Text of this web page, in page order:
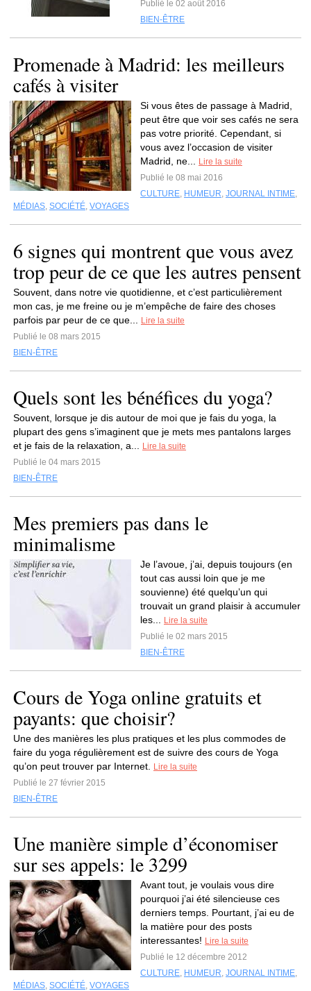
Publié le 02 août 2016
BIEN-ÊTRE
Promenade à Madrid: les meilleurs
cafés à visiter
Si vous êtes de passage à Madrid,
peut être que voir ses cafés ne sera
pas votre priorité. Cependant, si
vous avez l’occasion de visiter
Madrid, ne...
Lire la suite
Publié le 08 mai 2016
CULTURE, HUMEUR, JOURNAL INTIME,
MÉDIAS, SOCIÉTÉ, VOYAGES
6 signes qui montrent que vous avez
trop peur de ce que les autres pensent
Souvent, dans notre vie quotidienne, et c’est particulièrement
mon cas, je me freine ou je m’empêche de faire des choses
parfois par peur de ce que...
Lire la suite
Publié le 08 mars 2015
BIEN-ÊTRE
Quels sont les bénéfices du yoga?
Souvent, lorsque je dis autour de moi que je fais du yoga, la
plupart des gens s’imaginent que je mets mes pantalons larges
et je fais de la relaxation, a...
Lire la suite
Publié le 04 mars 2015
BIEN-ÊTRE
Mes premiers pas dans le
minimalisme
Je l’avoue, j’ai, depuis toujours (en
tout cas aussi loin que je me
souvienne) été quelqu’un qui
trouvait un grand plaisir à accumuler
les...
Lire la suite
Publié le 02 mars 2015
BIEN-ÊTRE
Cours de Yoga online gratuits et
payants: que choisir?
Une des manières les plus pratiques et les plus commodes de
faire du yoga régulièrement est de suivre des cours de Yoga
qu’on peut trouver par Internet.
Lire la suite
Publié le 27 février 2015
BIEN-ÊTRE
Une manière simple d’économiser
sur ses appels: le 3299
Avant tout, je voulais vous dire
pourquoi j’ai été silencieuse ces
derniers temps. Pourtant, j’ai eu de
la matière pour des posts
interessantes! Lire la suite
Publié le 12 décembre 2012
CULTURE, HUMEUR, JOURNAL INTIME,
MÉDIAS, SOCIÉTÉ, VOYAGES